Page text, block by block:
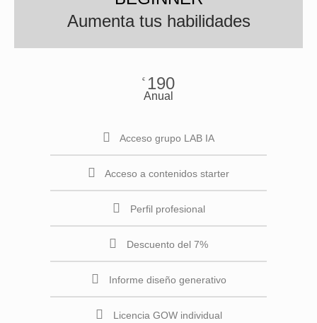
Aumenta tus habilidades
€ 190
Anual
Acceso grupo LAB IA
Acceso a contenidos starter
Perfil profesional
Descuento del 7%
Informe diseño generativo
Licencia GOW individual